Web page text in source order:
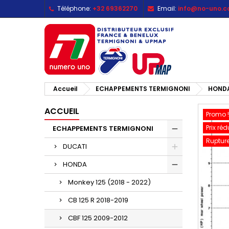
Téléphone: +32 69362270 Email: info@no-
Accueil ECHAPPEMENTS TERMIGNONI
ACCUEIL
ECHAPPEMENTS TERMIGNONI
DUCATI
HONDA
Monkey 125 (2018 - 2022)
CB 125 R 2018-2019
CBF 125 2009-2012
Promo !
Prix